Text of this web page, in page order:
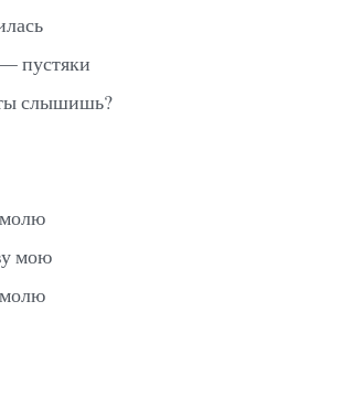
пустяки
слышишь?
мою